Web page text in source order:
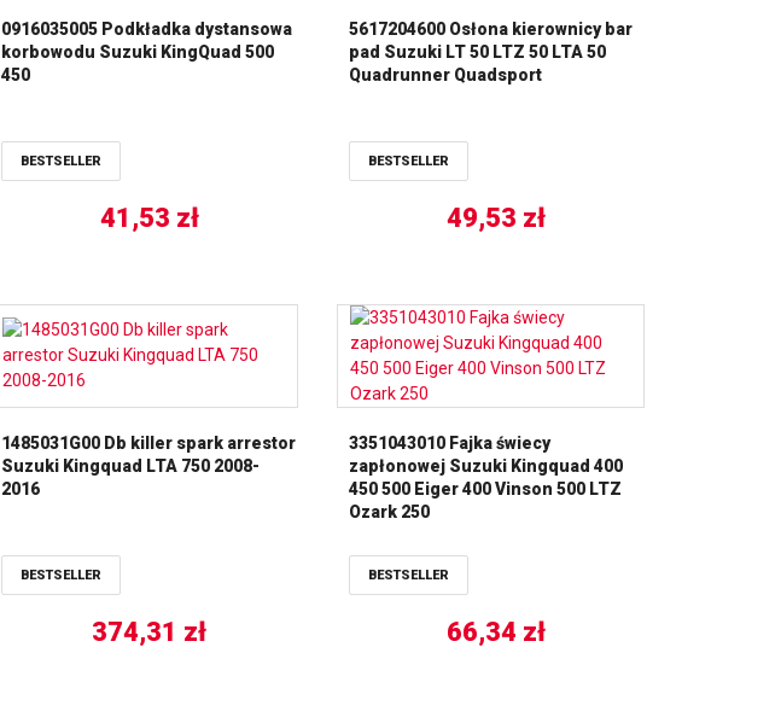
0916035005 Podkładka dystansowa
korbowodu Suzuki KingQuad 500
450
BESTSELLER
41,53 zł
5617204600 Osłona kierownicy bar
pad Suzuki LT 50 LTZ 50 LTA 50
Quadrunner Quadsport
BESTSELLER
49,53 zł
1485031G00 Db killer spark arrestor
Suzuki Kingquad LTA 750 2008-
2016
BESTSELLER
374,31 zł
3351043010 Fajka świecy
zapłonowej Suzuki Kingquad 400
450 500 Eiger 400 Vinson 500 LTZ
Ozark 250
BESTSELLER
66,34 zł